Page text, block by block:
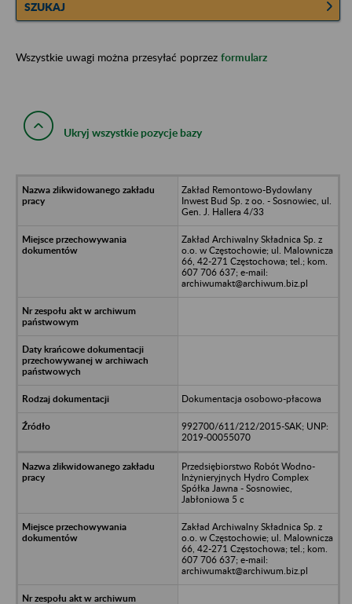
SZUKAJ
Wszystkie uwagi można przesyłać poprzez formularz
Ukryj wszystkie pozycje bazy
Zakład Remontowo-Bydowlany
Inwest Bud Sp. z oo. - Sosnowiec, ul.
Gen. J. Hallera 4/33
Zakład Archiwalny Składnica Sp. z
o.o. w Częstochowie; ul. Malownicza
66, 42-271 Częstochowa; tel.; kom.
607 706 637; e-mail:
archiwumakt@archiwum.biz.pl
Dokumentacja osobowo-płacowa
992700/611/212/2015-SAK; UNP:
2019-00055070
Przedsiębiorstwo Robót Wodno-
Inżynieryjnych Hydro Complex
Spółka Jawna - Sosnowiec,
Jabłoniowa 5 c
Zakład Archiwalny Składnica Sp. z
o.o. w Częstochowie; ul. Malownicza
66, 42-271 Częstochowa; tel.; kom.
607 706 637; e-mail:
archiwumakt@archiwum.biz.pl